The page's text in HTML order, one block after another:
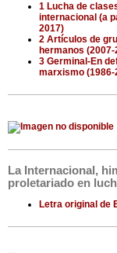
1 Lucha de
internacional (a
2017)
2 Artículos de
hermanos (2007-
3 Germinal-En
marxismo (1986-
La Internacional,
proletariado en
Letra original de